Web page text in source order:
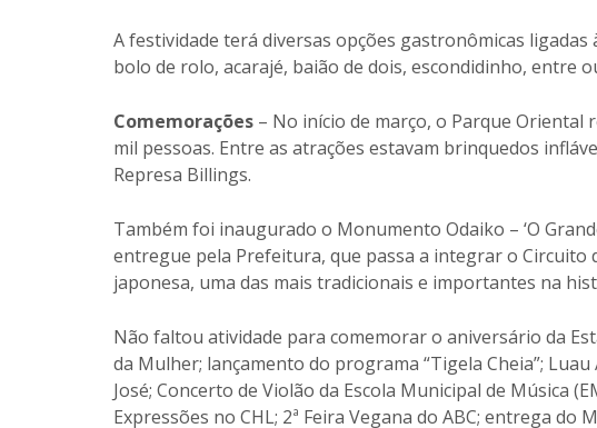
A festividade terá diversas opções gastronômicas
bolo de rolo, acarajé, baião de dois, escondidinho, entre
Comemorações – No início de março, o Parque Oriental
mil pessoas. Entre as atrações estavam brinquedos
Represa Billings.
Também foi inaugurado o Monumento Odaiko – ‘O
entregue pela Prefeitura, que passa a integrar o Circuito
japonesa, uma das mais tradicionais e importantes na
Não faltou atividade para comemorar o aniversário da
da Mulher; lançamento do programa “Tigela Cheia”; Luau
José; Concerto de Violão da Escola Municipal de Música
Expressões no CHL; 2ª Feira Vegana do ABC; entrega